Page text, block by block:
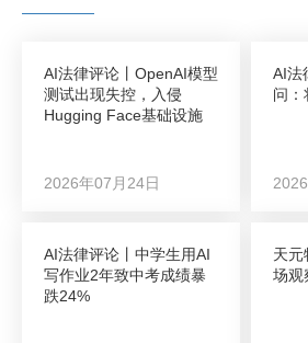
AI法律评论丨OpenAI模型
测试出现失控，入侵
Hugging Face基础设施
2026年07月24日
AI法
问：
AI法律评论丨中学生用AI
写作业2年致中考成绩暴
跌24%
天元
场观